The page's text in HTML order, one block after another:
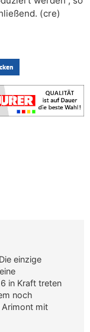
(cre)
einzige
in Kraft treten
noch
Arimont mit